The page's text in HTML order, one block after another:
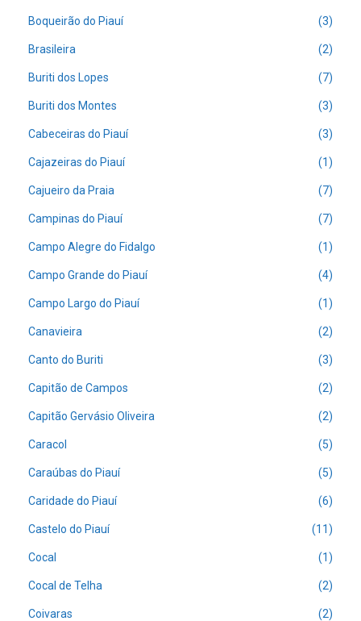
Boqueirão do Piauí (3)
Brasileira (2)
Buriti dos Lopes (7)
Buriti dos Montes (3)
Cabeceiras do Piauí (3)
Cajazeiras do Piauí (1)
Cajueiro da Praia (7)
Campinas do Piauí (7)
Campo Alegre do Fidalgo (1)
Campo Grande do Piauí (4)
Campo Largo do Piauí (1)
Canavieira (2)
Canto do Buriti (3)
Capitão de Campos (2)
Capitão Gervásio Oliveira (2)
Caracol (5)
Caraúbas do Piauí (5)
Caridade do Piauí (6)
Castelo do Piauí (11)
Cocal (1)
Cocal de Telha (2)
Coivaras (2)